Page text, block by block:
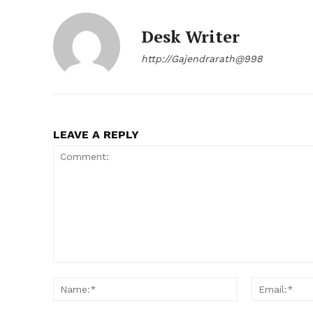
Desk Writer
http://Gajendrarath@998
LEAVE A REPLY
Name:*